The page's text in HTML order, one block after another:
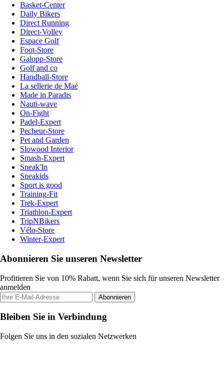
Basket-Center
Daily Bikers
Direct Running
Direct-Volley
Espace Golf
Foot-Store
Galopp-Store
Golf and co
Handball-Store
La sellerie de Maé
Made in Paradis
Nauti-wave
On-Fight
Padel-Expert
Pecheur-Store
Pet and Garden
Slowood Interior
Smash-Expert
Sneak'In
Sneakids
Sport is good
Training-Fit
Trek-Expert
Triathlon-Expert
TripNBikers
Vélo-Store
Winter-Expert
Abonnieren Sie unseren Newsletter
Profitieren Sie von 10% Rabatt, wenn Sie sich für unseren Newsletter
anmelden
Abonnieren
Bleiben Sie in Verbindung
Folgen Sie uns in den sozialen Netzwerken